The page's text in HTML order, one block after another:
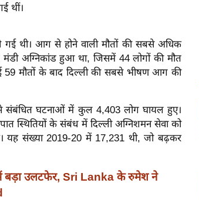
थीं।
थी। आग से होने वाली मौतों की सबसे अधिक
अग्निकांड हुआ था, जिसमें 44 लोगों की मौत
59 मौतों के बाद दिल्ली की सबसे भीषण आग की
घटनाओं में कुल 4,403 लोग घायल हुए।
के संबंध में दिल्ली अग्निशमन सेवा को
यह संख्या 2019-20 में 17,231 थी, जो बढ़कर
उलटफेर, Sri Lanka के रुमेश ने